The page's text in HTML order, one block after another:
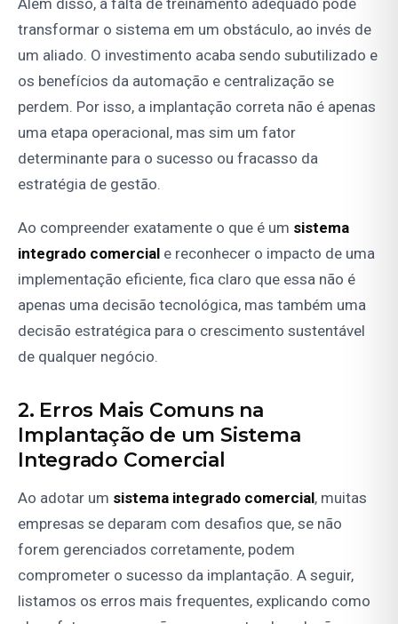
transformar o sistema em um obstáculo, ao invés de
um aliado. O investimento acaba sendo subutilizado e
os benefícios da automação e centralização se
perdem. Por isso, a implantação correta não é apenas
uma etapa operacional, mas sim um fator
determinante para o sucesso ou fracasso da
estratégia de gestão.
Ao compreender exatamente o que é um sistema
integrado comercial e reconhecer o impacto de uma
implementação eficiente, fica claro que essa não é
apenas uma decisão tecnológica, mas também uma
decisão estratégica para o crescimento sustentável
de qualquer negócio.
2. Erros Mais Comuns na
Implantação de um Sistema
Integrado Comercial
Ao adotar um sistema integrado comercial, muitas
empresas se deparam com desafios que, se não
forem gerenciados corretamente, podem
comprometer o sucesso da implantação. A seguir,
listamos os erros mais frequentes, explicando como